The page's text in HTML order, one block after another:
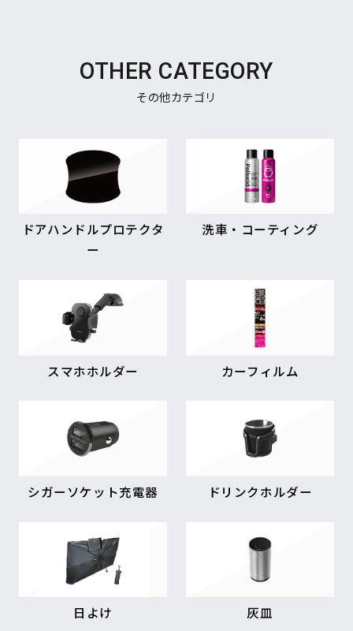
OTHER CATEGORY
その他カテゴリ
ドアハンドルプロテクタ
ー
洗車・コーティング
スマホホルダー カーフィルム
シガーソケット充電器 ドリンクホルダー
日よけ 灰皿